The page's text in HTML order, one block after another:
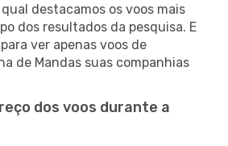
destacamos os voos mais
dos resultados da pesquisa. E
ver apenas voos de
de Mandas suas companhias
dos voos durante a